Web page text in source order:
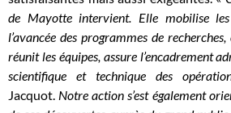
de Mayotte intervient. Elle mobilise les
l’avancée des programmes de
réunit les équipes, assure l’encadrement
scientifique et technique des
Jacquot. Notre action s’est également